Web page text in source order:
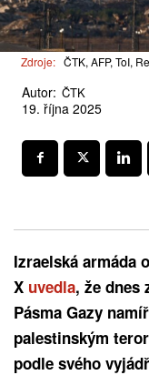
Zdroje: ČTK, AFP, ToI,
Autor: ČTK
19. října 2025
Izraelská armáda
X uvedla, že dnes
Pásma Gazy
palestinským
podle svého